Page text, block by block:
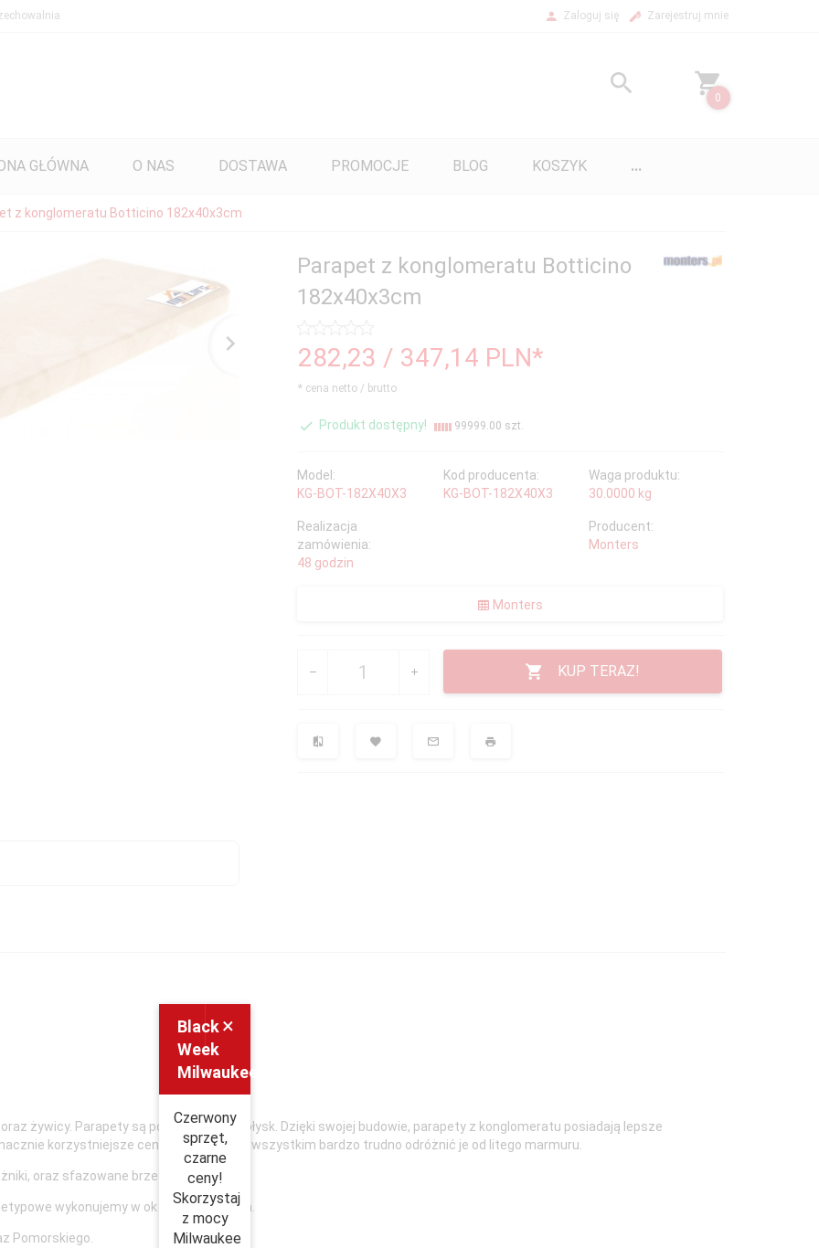
Zaloguj się Zarejestruj mnie
0
GŁÓWNA O NAS DOSTAWA PROMOCJE BLOG KOSZYK ...
z konglomeratu Botticino 182x40x3cm
Parapet z konglomeratu Botticino
182x40x3cm
282,23 / 347,14 PLN*
* cena netto / brutto
Produkt dostępny! 99999.00 szt.
Model:
KG-BOT-182X40X3
Kod producenta:
KG-BOT-182X40X3
Waga produktu:
30.0000 kg
Realizacja
zamówienia:
48 godzin
Producent:
Monters
Monters
KUP TERAZ!
żywicy. Parapety są polerowane na połysk. Dzięki swojej budowie, parapety z konglomeratu posiadają lepsze
korzystniejsze cenowo a przy tym wszystkim bardzo trudno odróżnić je od litego marmuru.
oraz sfazowane brzegi.
wykonujemy w ok 7 dni roboczych.
Pomorskiego.
×
Black
Week
Milwaukee
Czerwony
sprzęt,
czarne
ceny!
Skorzystaj
z mocy
Milwaukee